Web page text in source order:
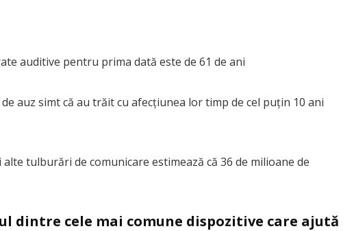
auditive pentru prima dată este de 61 de ani
auz simt că au trăit cu afecțiunea lor timp de cel puțin 10 ani
tulburări de comunicare estimează că 36 de milioane de
dintre cele mai comune dispozitive care ajută